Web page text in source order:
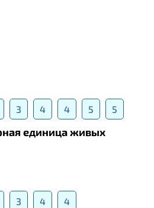
3 4 4 5 5
единица живых
3 4 4